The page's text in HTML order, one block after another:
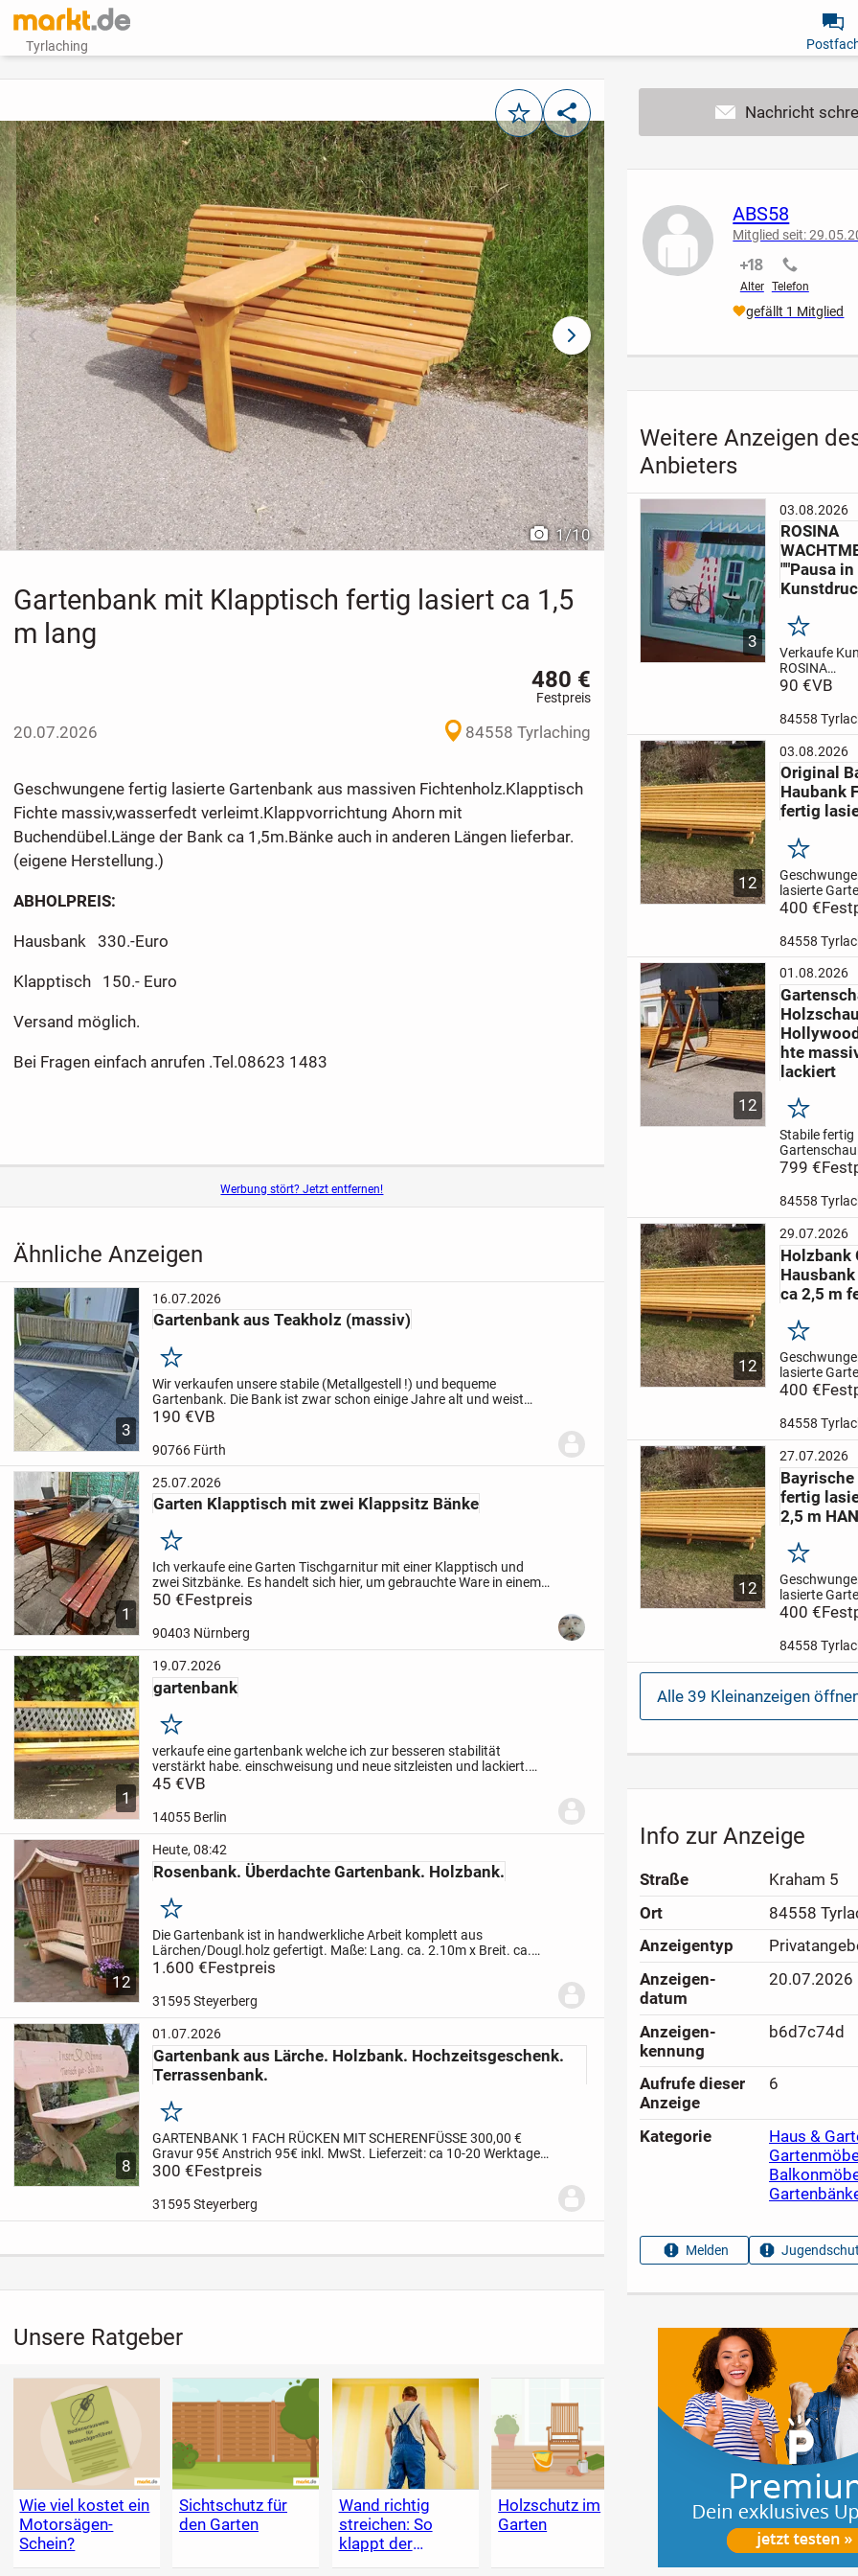
Tyrlaching
MerkenTeilen
vorheriges Bild
1/10
nächstes Bild
Gartenbank mit Klapptisch fertig lasiert ca 1,5
m lang
480 €
Festpreis
20.07.2026 84558 Tyrlaching
Geschwungene fertig lasierte Gartenbank aus massiven Fichtenholz.Klapptisch
Fichte massiv,wasserfedt verleimt.Klappvorrichtung Ahorn mit
Buchendübel.Länge der Bank ca 1,5m.Bänke auch in anderen Längen lieferbar.
(eigene Herstellung.)
ABHOLPREIS:
Hausbank 330.-Euro
Klapptisch 150.- Euro
Versand möglich.
Bei Fragen einfach anrufen .Tel.08623 1483
Werbung stört? Jetzt entfernen!
Ähnliche Anzeigen
3
16.07.2026
Gartenbank aus Teakholz (massiv)
Merken
Wir verkaufen unsere stabile (Metallgestell !) und bequeme
Gartenbank. Die Bank ist zwar schon einige Jahre alt und weist
geringe Gebrauchsspuren auf, ist aber voll funktionsfähig.
190 €VB
90766 Fürth
1
25.07.2026
Garten Klapptisch mit zwei Klappsitz Bänke
Merken
Ich verkaufe eine Garten Tischgarnitur mit einer Klapptisch und
zwei Sitzbänke. Es handelt sich hier, um gebrauchte Ware in einem
guten Zustand180 cm lang 70cm
50 €Festpreis
90403 Nürnberg
1
19.07.2026
gartenbank
Merken
verkaufe eine gartenbank welche ich zur besseren stabilität
verstärkt habe. einschweisung und neue sitzleisten und lackiert.
sehr guter zustand
45 €VB
14055 Berlin
12
Heute, 08:42
Rosenbank. Überdachte Gartenbank. Holzbank.
Merken
Die Gartenbank ist in handwerkliche Arbeit komplett aus
Lärchen/Dougl.holz gefertigt. Maße: Lang. ca. 2.10m x Breit. ca.
0.80m x Hoch. ca. 2.30m
1.600 €Festpreis
31595 Steyerberg
8
01.07.2026
Gartenbank aus Lärche. Holzbank. Hochzeitsgeschenk.
Terrassenbank.
Merken
GARTENBANK 1 FACH RÜCKEN MIT SCHERENFÜSSE300,00 €
Gravur 95€ Anstrich 95€ inkl. MwSt. Lieferzeit: ca 10-20 Werktage
Gartenbank aus Lärchen/Dougl.holz " mit einer Rücklehne
(unbehandelt)
300 €Festpreis
31595 Steyerberg
Unsere Ratgeber
Wie viel kostet ein
Motorsägen-
Schein?
Sichtschutz für
den Garten
Wand richtig
streichen: So
klappt der
Anstrich
Holzschutz im
Garten
Heimwerker-
Lexikon - Tipps
zum Heimwerken,
Renovieren &
Der
ABS58
Mitglied seit:
Alter
nicht verifiziert
Telefon
nicht
gefällt 1 Mitglied
Weitere Anzeigen
Anbieters
3
03.08.2026
ROSINA
""Pausa
Merken
Verkaufe
ROSINA
Versand
Absprache
Interesse
90 €VB
84558
12
03.08.2026
Original
Haubank
fertig
Merken
lasierte
massiven
2,5 m
84558
TYRLACHING
400.- Euro
in...
400 €
84558
12
01.08.2026
hte
lackiert
Merken
Stabile fertig
massiven
kg ( pro
200 cm
Länge ca
Breite ca
ca 200...
799 €
84558
12
29.07.2026
Holzbank
ca 2,5 m
Merken
lasierte
massiven
2,5 m
84558
---------- 400.-
----Lieferung
Umgebung
Aufpreis...
400 €
84558
12
27.07.2026
fertig
2,5 m
Merken
lasierte
massiven
Länge ca 2,5
m
84558
---------- 400.-
---------
näherer
gegen...
400 €
84558
Alle 39 Kleinanzeigen
Info zur Anzeige
Straße
Kraham 5
Ort
84558
Anzeigen­typ
Anzeigen­
datum
20.07.2026
Anzeigen­
kennung
b6d7c74d
Aufrufe dieser
Anzeige
6
Kategorie Haus &
Melden